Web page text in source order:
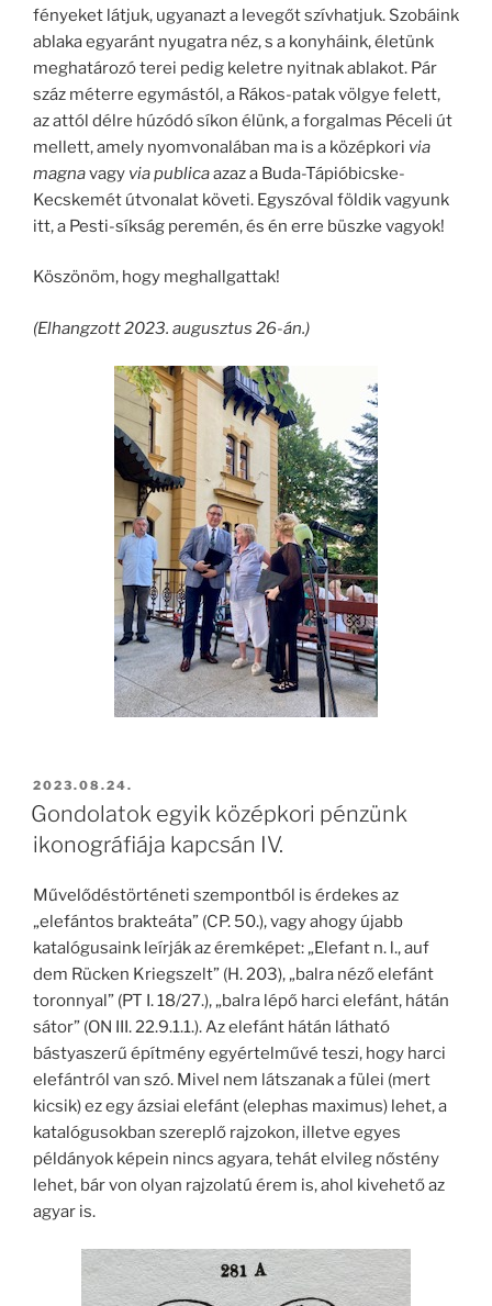
fényeket látjuk, ugyanazt a levegőt szívhatjuk. Szobáink
ablaka egyaránt nyugatra néz, s a konyháink, életünk
meghatározó terei pedig keletre nyitnak ablakot. Pár
száz méterre egymástól, a Rákos-patak völgye felett,
az attól délre húzódó síkon élünk, a forgalmas Péceli út
mellett, amely nyomvonalában ma is a középkori via
magnavagy via publicaazaz a Buda-Tápióbicske-
Kecskemét útvonalat követi. Egyszóval földik vagyunk
itt, a Pesti-síkság peremén, és én erre büszke vagyok!
Köszönöm, hogy meghallgattak!
(Elhangzott 2023. augusztus 26-án.)
BEKÜLDVE:
2023.08.24.
Gondolatok egyik középkori pénzünk
ikonográfiája kapcsán IV.
Művelődéstörténeti szempontból is érdekes az
„elefántos brakteáta” (CP. 50.), vagy ahogy újabb
katalógusaink leírják az éremképet: „Elefant n. l., auf
dem Rücken Kriegszelt” (H. 203), „balra néző elefánt
toronnyal” (PT I. 18/27.), „balra lépő harci elefánt, hátán
sátor” (ON III. 22.9.1.1.). Az elefánt hátán látható
bástyaszerű építmény egyértelművé teszi, hogy harci
elefántról van szó. Mivel nem látszanak a fülei (mert
kicsik) ez egy ázsiai elefánt (elephas maximus) lehet, a
katalógusokban szereplő rajzokon, illetve egyes
példányok képein nincs agyara, tehát elvileg nőstény
lehet, bár von olyan rajzolatú érem is, ahol kivehető az
agyar is.